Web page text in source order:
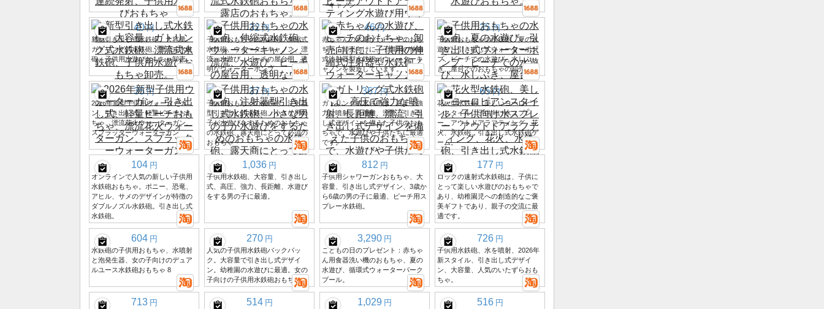
ーキャノン
40 円
新型引き出し式水鉄砲、大容量、
ガトリング式水鉄砲、漂流式水鉄
砲、子供用水遊びおもちゃ卸売。
32 円
子供用おもちゃの水鉄砲、伸縮式
水鉄砲、ウォーターキャノン、漂
流、水遊び、ビーチの屋台用、透
明なウォーターポンプ
46 円
赤ちゃんの水遊び、ビーチのおも
ちゃ、卸売向けに、子供用の伸縮
式注射器型水鉄砲／ウォーターキ
ャノンを製造しています。
35 円
子供用おもちゃの水鉄砲、夏の水
遊び、引き出し式ウォーターポン
プ、ビーチでの水遊び、水しぶ
き、屋台でのおもちゃの卸売。
35 円
2026年新型子供用ウォーターガ
ン、引き出し式、軽量ビーチおも
ちゃ、漂流花火ウォーターガン、
スプラッターウォーターガン
37 円
子供用おもちゃの水鉄砲、注射器
型引き出し式水鉄砲、小さな男の
子が水遊びをするためのおもちゃ
の水鉄砲、露天商にとって必須の
おもちゃ
367 円
ガトリング式水鉄砲は、高圧で強
力な噴射、長距離、漂流、引き出
し式デザインを備えた子供のおも
ちゃで、水遊びや子供たちに最適
です。
65 円
花火型水鉄砲、美しいヨーロピア
ンスタイル、子供向け水スプレ
ー、アウトドアラフティング、花
火、水鉄砲、引き出し式水鉄砲ゲ
ーム。
104 円
オンラインで人気の新しい子供用
水鉄砲おもちゃ。ポニー、恐竜、
アヒル、サメのデザインが特徴の
ダブルノズル水鉄砲。引き出し式
水鉄砲。
1,036 円
子供用水鉄砲、大容量、引き出し
式、高圧、強力、長距離、水遊び
をする男の子に最適。
812 円
子供用シャワーガンおもちゃ、大
容量、引き出し式デザイン、3歳か
ら6歳の男の子に最適、ビーチ用ス
プレー水鉄砲。
177 円
ロックの速射式水鉄砲は、子供に
とって楽しい水遊びのおもちゃで
あり、幼稚園児への創造的なご褒
美ギフトであり、親子の交流に最
適です。
604 円
水鉄砲の子供用おもちゃ、水噴射
と泡発生器、女の子向けのデュア
ルユース水鉄砲おもちゃ 8
270 円
人気の子供用水鉄砲バックパッ
ク。大容量で引き出し式デザイ
ン。幼稚園の水遊びに最適。女の
子向けの子供用水鉄砲おもちゃ。
3,290 円
こどもの日のプレゼント：赤ちゃ
ん用食器洗い機のおもちゃ、夏の
水遊び、循環式ウォーターパーク
プール。
726 円
子供用水鉄砲、水を噴射、2026年
新スタイル、引き出し式デザイ
ン、大容量、人気のいたずらおも
ちゃ。
713 円 514 円 1,029 円 516 円